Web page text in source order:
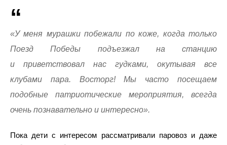
«У меня мурашки побежали по коже, когда только
Поезд Победы подъезжал на станцию
и приветствовал нас гудками, окутывая все
клубами пара. Восторг! Мы часто посещаем
подобные патриотические мероприятия, всегда
очень познавательно и интересно».
Пока дети с интересом рассматривали паровоз и даже